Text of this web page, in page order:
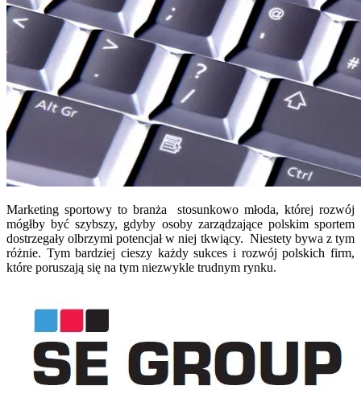
Marketing sportowy to branża stosunkowo młoda, której rozwój
mógłby być szybszy, gdyby osoby zarządzające polskim sportem
dostrzegały olbrzymi potencjał w niej tkwiący. Niestety bywa z tym
różnie. Tym bardziej cieszy każdy sukces i rozwój polskich firm,
które poruszają się na tym niezwykle trudnym rynku.